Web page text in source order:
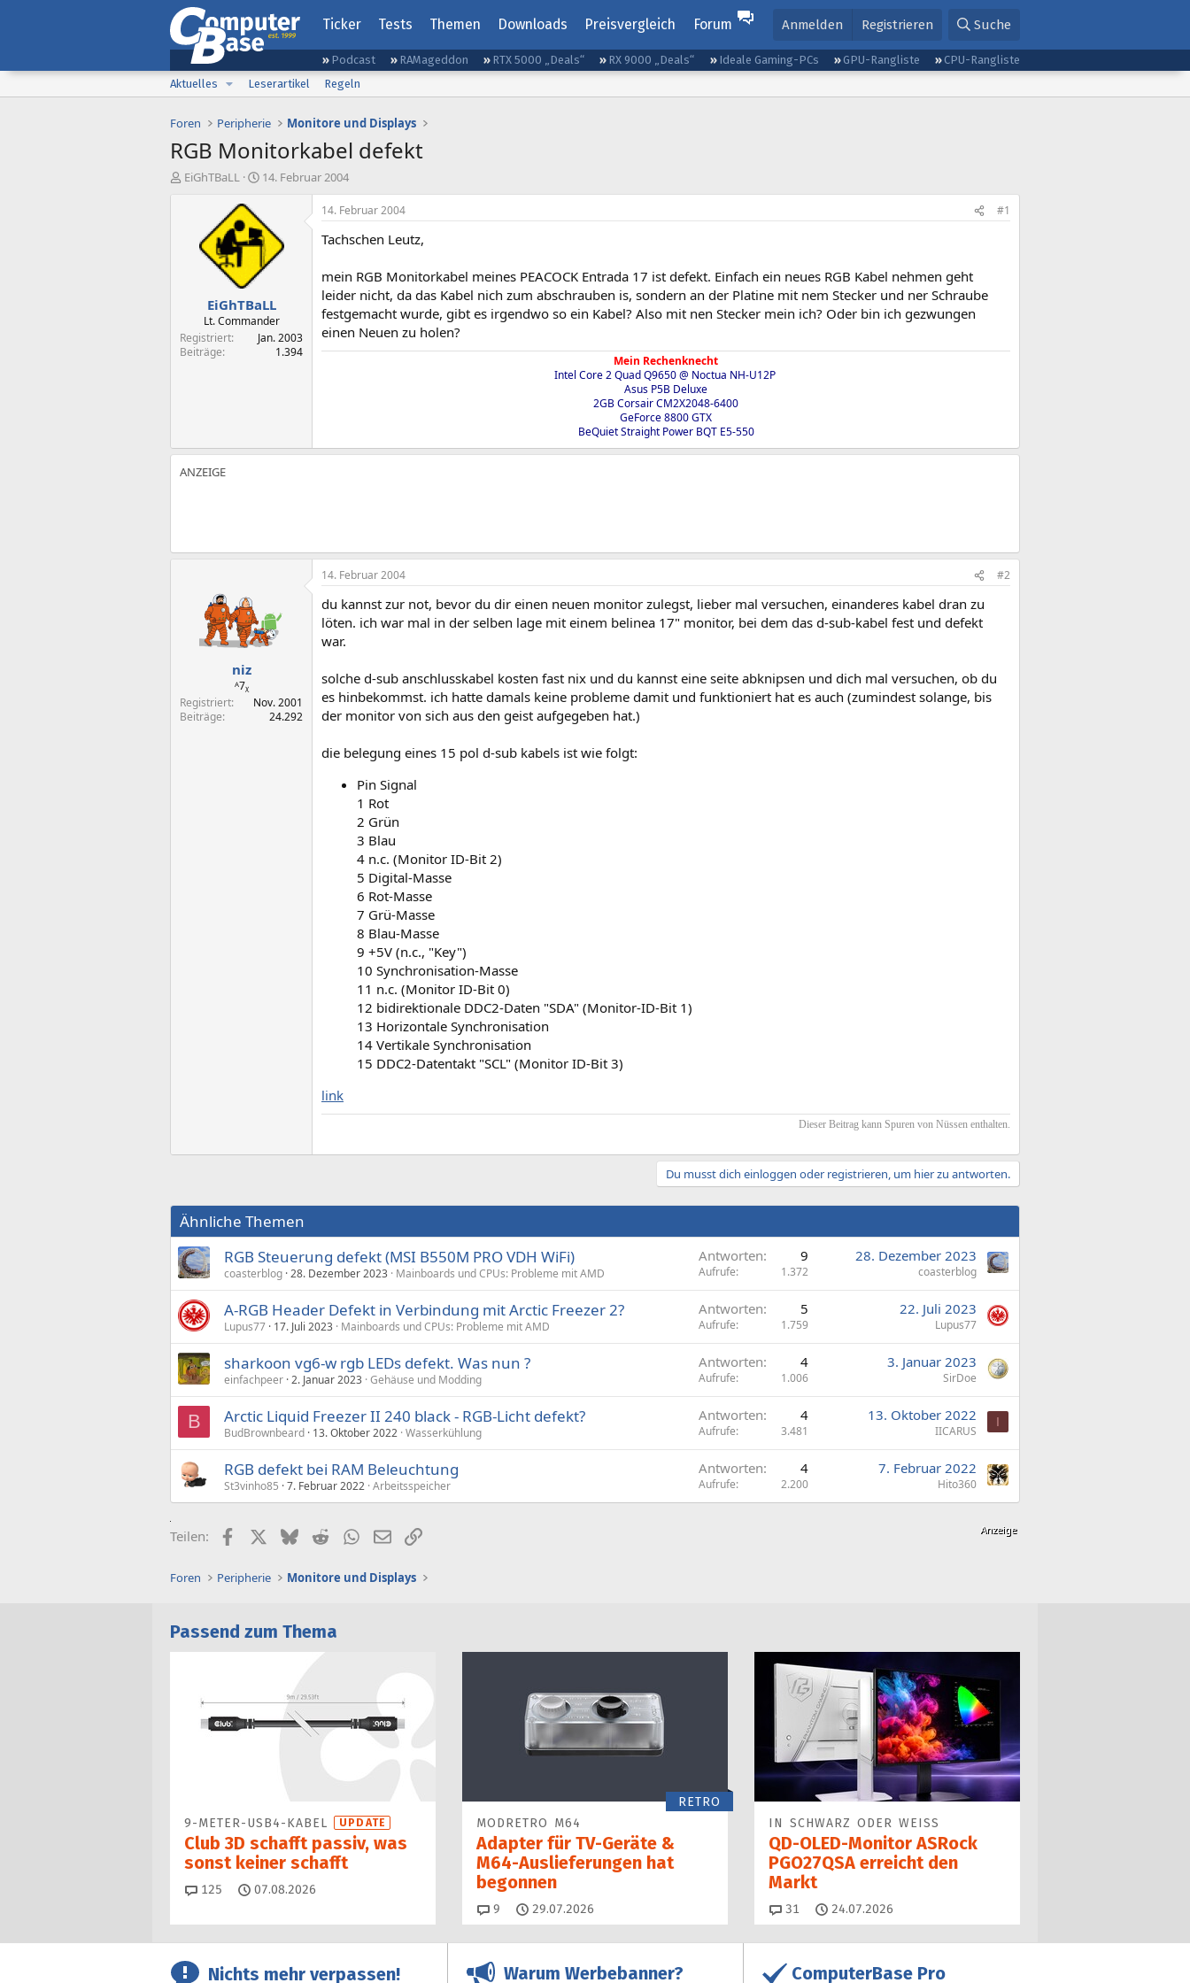
Ticker Tests Themen Downloads Preisvergleich Forum Anmelden Registrieren Suche
Podcast RAMageddon RTX 5000 „Deals“ RX 9000 „Deals“ Ideale Gaming-PCs GPU-Rangliste
CPU-Rangliste
Aktuelles
Leserartikel Regeln
Foren Peripherie Monitore und Displays
RGB Monitorkabel defekt
E
EiGhTBaLL
E
t
e
l
l
a
m
14. Februar 2004
EiGhTBaLL
Lt. Commander
Registriert
Jan. 2003
Beiträge
1.394
14. Februar 2004 #1
Tachschen Leutz,
mein RGB Monitorkabel meines PEACOCK Entrada 17 ist defekt. Einfach ein neues RGB Kabel nehmen geht
leider nicht, da das Kabel nich zum abschrauben is, sondern an der Platine mit nem Stecker und ner Schraube
festgemacht wurde, gibt es irgendwo so ein Kabel? Also mit nen Stecker mein ich? Oder bin ich gezwungen
einen Neuen zu holen?
Mein Rechenknecht
Intel Core 2 Quad Q9650 @ Noctua NH-U12P
Asus P5B Deluxe​
2GB Corsair CM2X2048-6400​
GeForce 8800 GTX​
BeQuiet Straight Power BQT E5-550​
niz
ᴬ7ᵪ
Registriert
Nov. 2001
Beiträge
24.292
14. Februar 2004 #2
du kannst zur not, bevor du dir einen neuen monitor zulegst, lieber mal versuchen, einanderes kabel dran zu
löten. ich war mal in der selben lage mit einem belinea 17" monitor, bei dem das d-sub-kabel fest und defekt
war.
solche d-sub anschlusskabel kosten fast nix und du kannst eine seite abknipsen und dich mal versuchen, ob du
es hinbekommst. ich hatte damals keine probleme damit und funktioniert hat es auch (zumindest solange, bis
der monitor von sich aus den geist aufgegeben hat.)
die belegung eines 15 pol d-sub kabels ist wie folgt:
Pin Signal
1 Rot
2 Grün
3 Blau
4 n.c. (Monitor ID-Bit 2)
5 Digital-Masse
6 Rot-Masse
7 Grü-Masse
8 Blau-Masse
9 +5V (n.c., "Key")
10 Synchronisation-Masse
11 n.c. (Monitor ID-Bit 0)
12 bidirektionale DDC2-Daten "SDA" (Monitor-ID-Bit 1)
13 Horizontale Synchronisation
14 Vertikale Synchronisation
15 DDC2-Datentakt "SCL" (Monitor ID-Bit 3)
link
Dieser Beitrag kann Spuren von Nüssen enthalten.​
Du musst dich einloggen oder registrieren, um hier zu antworten.
Ähnliche Themen
RGB Steuerung defekt (MSI B550M PRO VDH WiFi)
coasterblog 28. Dezember 2023 Mainboards und CPUs: Probleme mit AMD
Antworten 9
Aufrufe 1.372
28. Dezember 2023
coasterblog
A-RGB Header Defekt in Verbindung mit Arctic Freezer 2?
Lupus77 17. Juli 2023 Mainboards und CPUs: Probleme mit AMD
Antworten 5
Aufrufe 1.759
22. Juli 2023
Lupus77
sharkoon vg6-w rgb LEDs defekt. Was nun ?
einfachpeer 2. Januar 2023 Gehäuse und Modding
Antworten 4
Aufrufe 1.006
3. Januar 2023
SirDoe
B Arctic Liquid Freezer II 240 black - RGB-Licht defekt?
BudBrownbeard 13. Oktober 2022 Wasserkühlung
Antworten 4
Aufrufe 3.481
13. Oktober 2022
IICARUS
I
RGB defekt bei RAM Beleuchtung
St3vinho85 7. Februar 2022 Arbeitsspeicher
Antworten 4
Aufrufe 2.200
7. Februar 2022
Hito360
Teilen: FacebookX (Twitter)
BlueskyRedditWhatsApp
E-MailLink
Foren Peripherie Monitore und Displays
Passend zum Thema
9-METER-USB4-KABEL UPDATE
Club 3D schafft passiv, was
sonst keiner schafft
125 Kommentare
07.08.2026
RETRO
MODRETRO M64
Adapter für TV-Geräte &
M64-Auslieferungen hat
begon­nen
9 Kommentare
29.07.2026
IN SCHWARZ ODER WEISS
QD-OLED-Monitor ASRock
PGO27QSA erreicht den
Markt
31 Kommentare
24.07.2026
Nichts mehr verpassen! Warum Werbebanner? ComputerBase Pro